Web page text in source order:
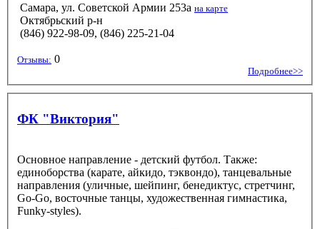
Самара, ул. Советской Армии 253а на карте
Октябрьский р-н
(846) 922-98-09, (846) 225-21-04
Отзывы: 0
Подробнее>>
ФК "Виктория"
Основное направление - детский футбол. Также:
единоборства (карате, айкидо, тэквондо), танцевальные
направления (уличные, шейпинг, бенедиктус, стретчинг,
Go-Go, восточные танцы, художественная гимнастика,
Funky-styles).